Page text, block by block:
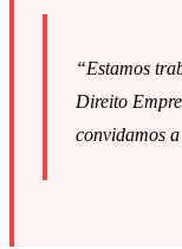
“Estamos
Direito
convidamos